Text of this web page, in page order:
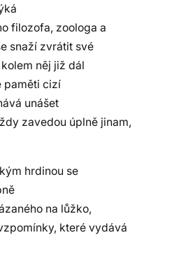
filozofa, zoologa a
snaží zvrátit své
něj již dál
paměti cizí
unášet
zavedou úplně jinam,
hrdinou se
na lůžko,
které vydává